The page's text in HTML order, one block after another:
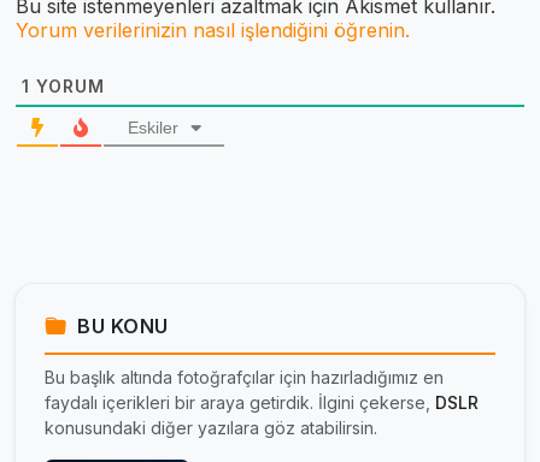
Bu site istenmeyenleri azaltmak için Akismet kullanır.
Yorum verilerinizin nasıl işlendiğini öğrenin.
1 YORUM
Eskiler
BU KONU
Bu başlık altında fotoğrafçılar için hazırladığımız en
faydalı içerikleri bir araya getirdik. İlgini çekerse, DSLR
konusundaki diğer yazılara göz atabilirsin.